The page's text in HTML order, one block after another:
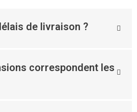
de livraison ?
correspondent les